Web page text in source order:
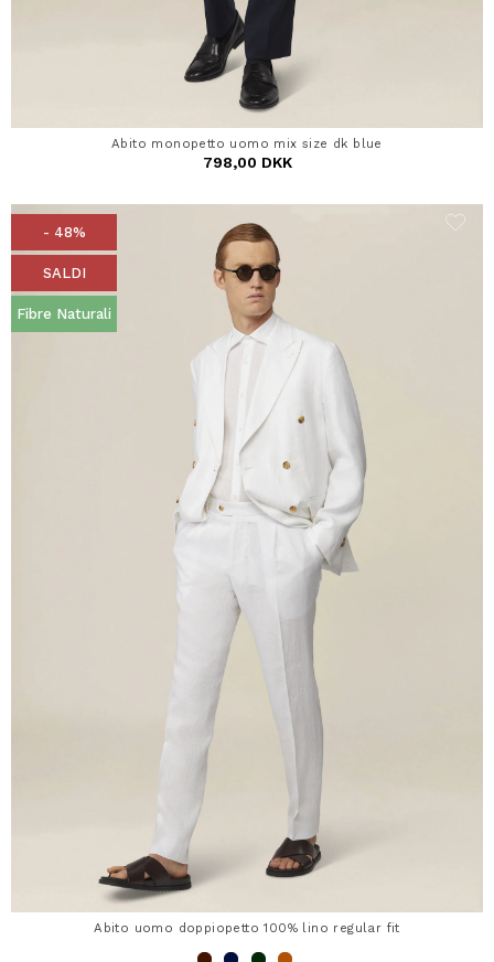
Abito monopetto uomo mix size dk blue
798,00 DKK
- 48%
SALDI
Fibre Naturali
Abito uomo doppiopetto 100% lino regular fit